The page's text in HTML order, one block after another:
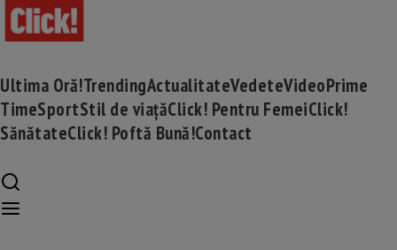
Ultima Oră!TrendingActualitateVedeteVideoPrime
TimeSportStil de viațăClick! Pentru FemeiClick!
SănătateClick! Poftă Bună!Contact